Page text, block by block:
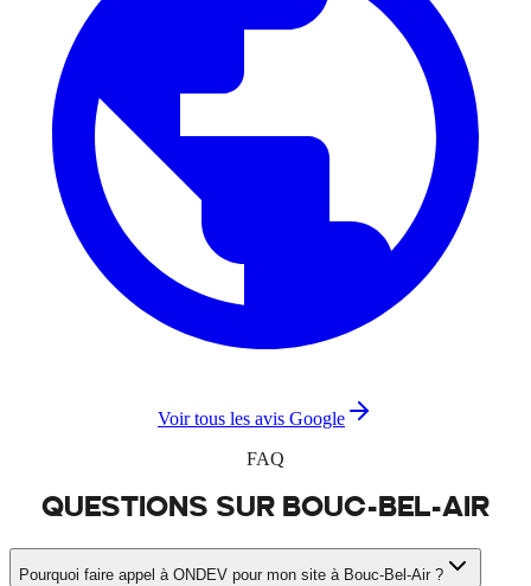
Voir tous les avis Google
FAQ
QUESTIONS SUR BOUC-BEL-AIR
Pourquoi faire appel à ONDEV pour mon site à Bouc-Bel-Air ?